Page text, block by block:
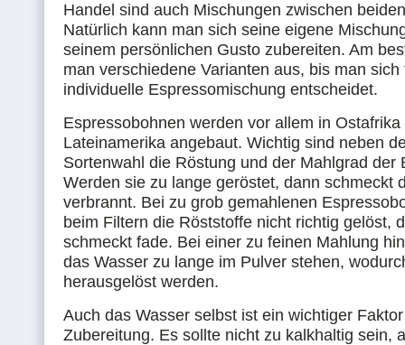
Handel sind auch Mischungen zwischen
Natürlich kann man sich seine eigene
seinem persönlichen Gusto zubereiten. Am
man verschiedene Varianten aus, bis man sich
individuelle Espressomischung entscheidet.
Espressobohnen werden vor allem in Ostafrika
Lateinamerika angebaut. Wichtig sind neben
Sortenwahl die Röstung und der Mahlgrad der
Werden sie zu lange geröstet, dann schmeckt
verbrannt. Bei zu grob gemahlenen
beim Filtern die Röststoffe nicht richtig gelöst,
schmeckt fade. Bei einer zu feinen Mahlung
das Wasser zu lange im Pulver stehen,
herausgelöst werden.
Auch das Wasser selbst ist ein wichtiger
Zubereitung. Es sollte nicht zu kalkhaltig sein,